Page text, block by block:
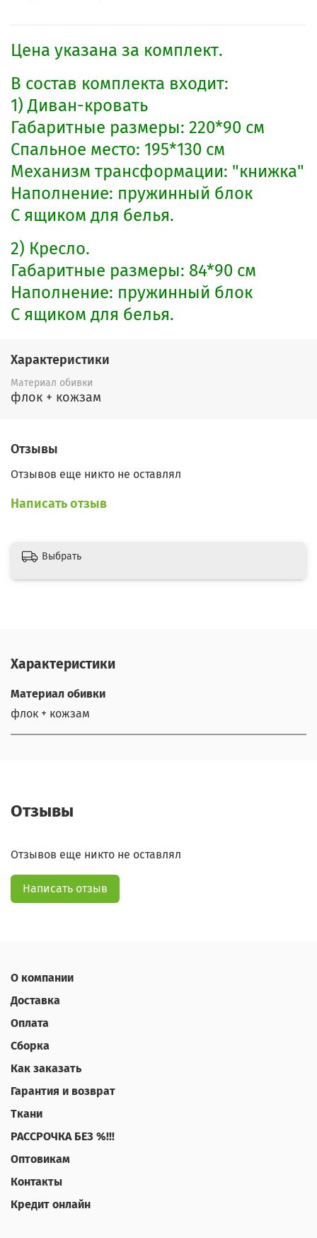
Цена указана за комплект.
В состав комплекта входит:
1) Диван-кровать
Габаритные размеры: 220*90 см
Спальное место: 195*130 см
Механизм трансформации: "книжка"
Наполнение: пружинный блок
С ящи​ком для белья.
2) Кресло.
Габаритные размеры: 84*90 см
Наполнение: пружинный блок
С ящи​ком для белья.
Характеристики
Материал обивки
флок + кожзам
Отзывы
Отзывов еще никто не оставлял
Написать отзыв
Выбрать
Характеристики
Материал обивки
флок + кожзам
Отзывы
Отзывов еще никто не оставлял
Написать отзыв
О компании
Доставка
Оплата
Сборка
Как заказать
Гарантия и возврат
Ткани
РАССРОЧКА БЕЗ %!!!
Оптовикам
Контакты
Кредит онлайн